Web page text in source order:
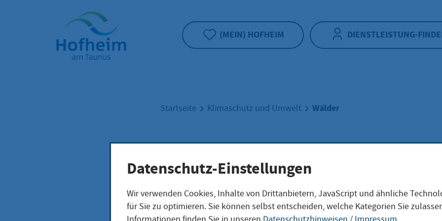
Startseite"
(MEIN) HOFHEIM DIENSTLEISTUNG-
Startseite Klimaschutz und Umwelt Wälder
Wälder
Erhöhte Waldbrandgefahr durch Hitze und
Datenschutz-Einstellungen
Wir verwenden Cookies, Inhalte von Drittanbietern, JavaScript und ähnliche
für Sie zu optimieren. Sie können selbst entscheiden, welche Kategorien Sie